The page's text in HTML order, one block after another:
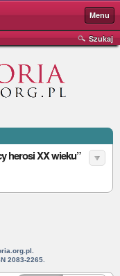
Menu
Szukaj
herosi XX wieku”
2083-2265.